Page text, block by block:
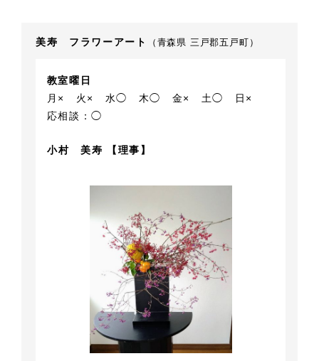
美寿 フラワーアート （青森県 三戸郡五戸町）
教室曜日
月×
火× 水◯ 木◯ 金× 土◯
日×
応相談：◯
小村 美寿 【理事】